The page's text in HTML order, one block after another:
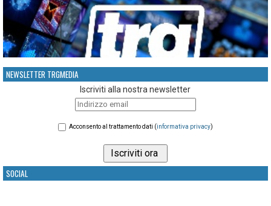
NEWSLETTER TRGMEDIA
Iscriviti alla nostra newsletter
Acconsento al trattamento dati (informativa privacy)
SOCIAL